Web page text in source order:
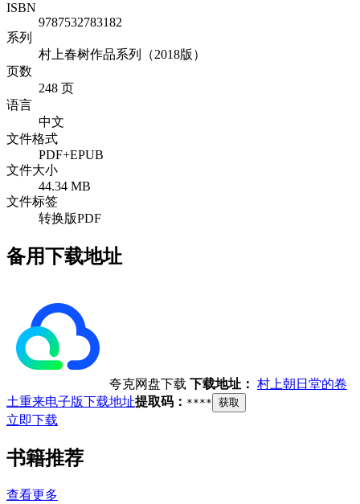
ISBN
9787532783182
系列
村上春树作品系列（2018版）
页数
248 页
语言
中文
文件格式
PDF+EPUB
文件大小
44.34 MB
文件标签
转换版PDF
备用下载地址
夸克网盘下载 下载地址： 村上朝日堂的卷
土重来电子版下载地址提取码： **** 获取
立即下载
书籍推荐
查看更多